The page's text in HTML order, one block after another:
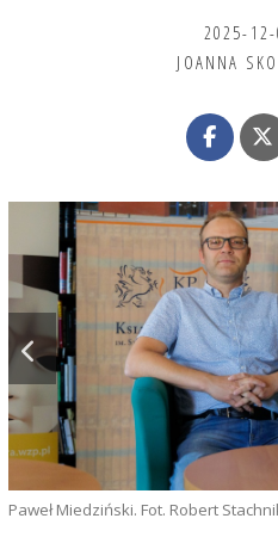
2025-
JOANNA
Paweł Miedziński. Fot. Robert